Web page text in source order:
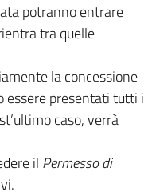
potranno entrare
tra quelle
la concessione
essere presentati tutti i
caso, verrà
il Permesso di